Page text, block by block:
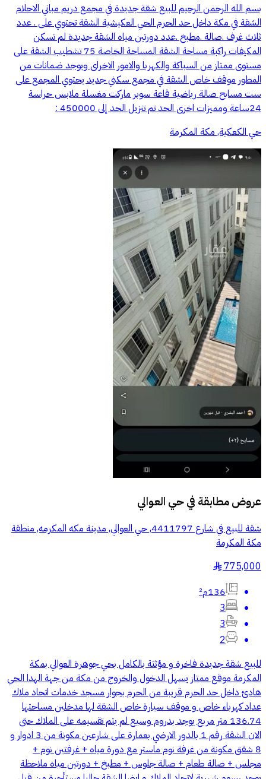
بسم الله الرحمن الرحيم للبيع شقة جديدة في مجمع دريم مباني الاحلام
الشقة في مكة داخل حد الحرم الحي العكيشية الشقة تحتوي على . عدد
ثلاث غرف .صالة .مطبخ .عدد دورتين مياه الشقة جديدة لم تسكن
المكيفات راكبة مساحة الشقة المساحة الخاصة 75 تشطيب الشقة على
مستوى ممتاز من السباكة والكهربا والامور الاخراى ويوجد ضمانات من
المطور موقف خاص الشقة في مجمع سكني جديد يحتوي المجمع على
ست مسابح صالة رياضية قاعة سوبر ماركت مغسلة ملابس حراسة
24ساعة ومميزات اخرى الحد تم تنزيل الحد إلى 450000 :
حي الكعكية, مكة المكرمة
عروض مطابقة فيحي العوالي
شقة للبيع في شارع 4411797, حي العوالي, مدينة مكه المكرمه, منطقة
مكة المكرمة
775,000
§
136م²
3
3
2
للبيع شقة جديدة فاخرة و مؤثثة بالكامل بحي جوهرة العوالي بمكة
المكرمة موقع ممتاز يسهل الدخول والخروج من مكة من جهة الهدا الحي
هادئ داخل حد الحرم قريبة من الحرم بجوار مسجد خدمات اتحاد ملاك
عداد كهرباء خاص و موقف سيارة خاص الشقة لها مدخلين مساحتها
136.74 متر مربع يوجد بدروم وسيع لم يتم تقسيمه على الملاك حتى
الان الشقة رقم 1 بالدور الارضي بعمارة على شارعين مكونة من 3 ادوار و
8 شقق مكونة من غرفة نوم ماستر مع دورة مياه + غرفتين نوم +
مجلس + صالة طعام + صالة جلوس + مطبخ + دورتين مياه ملاحظة